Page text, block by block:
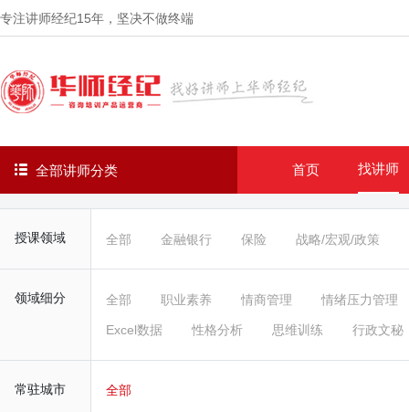
专注讲师经纪15年 ，坚决不做终端
全部讲师分类 首页 找讲师
授课领域 全部 金融银行 保险 战略/宏观/政策
领域细分 全部 职业素养 情商管理 情绪压力管理
Excel数据 性格分析 思维训练 行政文秘
常驻城市 全部